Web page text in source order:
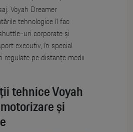
Voyah Dreamer
tehnologice îl fac
uri corporate și
executiv, în special
regulate pe distanțe medii
tehnice Voyah
și